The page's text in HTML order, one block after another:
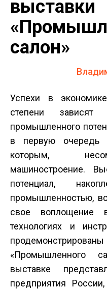
выставки
салон»
Успехи в
степени
промышленного
в первую очередь
которым,
машиностроение.
потенциал,
промышленностью,
свое воплощение
технологиях и
«Промышленного
выставке
предприятия